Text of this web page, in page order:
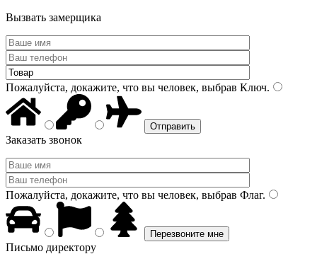
Вызвать замерщика
Пожалуйста, докажите, что вы человек, выбрав Ключ.
Заказать звонок
Пожалуйста, докажите, что вы человек, выбрав Флаг.
Письмо директору